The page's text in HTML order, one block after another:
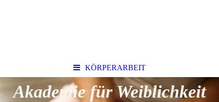
KÖRPERARBEIT
Akademie für Weiblichkeit